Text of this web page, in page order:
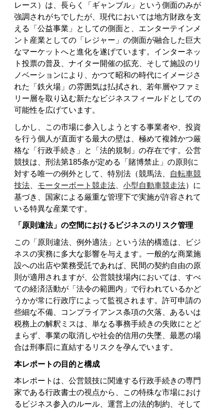
レース）は、長らく「ギャンブル」という側面のみが
強調されがちでしたが、現代においては地方財政を支
える「公益事業」としての側面と、エンターテインメ
ント産業としての「レジャー」の側面が融合した巨大
なマーケットへと進化を遂げています。インターネッ
ト投票の普及、ナイター開催の拡充、そして施設のリ
ノベーションにより、かつて昭和の時代にイメージさ
れた「鉄火場」の雰囲気は払拭され、若年層やファミ
リー層を取り込む新たなビジネスフィールドとしての
可能性を広げています。
しかし、この市場に参入しようとする事業者や、投資
を行う個人が直面する最大の壁は、極めて複雑かつ厳
格な「行政手続き」と「法的規制」の存在です。公営
競技は、刑法第185条が定める「賭博禁止」の原則に
対する唯一の例外として、特別法（競馬法、 自転車競
技法
モーターボート競走法 、小型自動車競走法）に
基づき、国家による厳重な管理下で実施が許容されて
いる特異な産業です。
「原則違法」の空間におけるビジネスのリスク管理
この「原則違法、例外適法」という法的構造は、ビジ
ネスの実務に多大な影響を与えます。一般的な商業施
設への出店や業務受託であれば、民間の契約自由の原
則が適用されますが、公営競技場内においては、すべ
ての経済活動が「法令の範囲内」で行われているかど
うかが常に行政庁によって監視されます。許可申請の
些細な不備、コンプライアンス条項の欠落、あるいは
税務上の解釈ミスは、単なる事務手続きの失敗にとど
まらず、事業の取消しや社会的信用の失墜、最悪の場
合は刑事罰に直結するリスクを孕んでいます。
本レポートの目的と構成
本レポートは、公営競技に関連する行政手続きの専門
家である行政書士の視点から、この特殊な市場におけ
るビジネス参入のルール、運営上の法的制約、そして